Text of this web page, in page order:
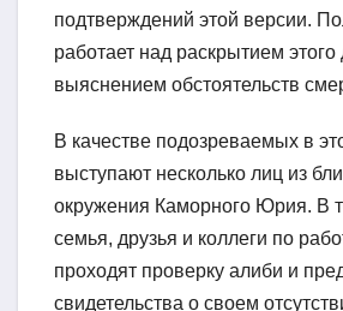
подтверждений этой версии.
работает над раскрытием этого
выяснением обстоятельств
В качестве подозреваемых в
выступают несколько лиц из
окружения Каморного Юрия. В
семья, друзья и коллеги по
проходят проверку алиби и
свидетельства о своем